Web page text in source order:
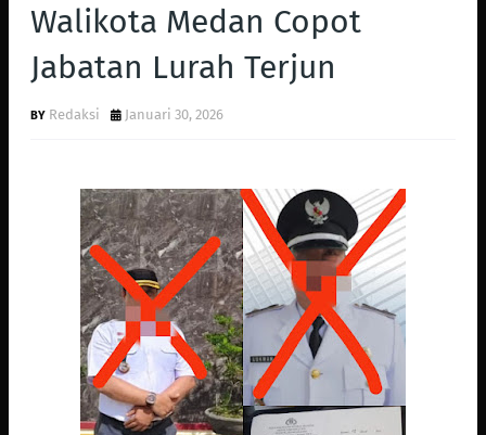
Walikota Medan Copot
Jabatan Lurah Terjun
Redaksi Januari 30, 2026